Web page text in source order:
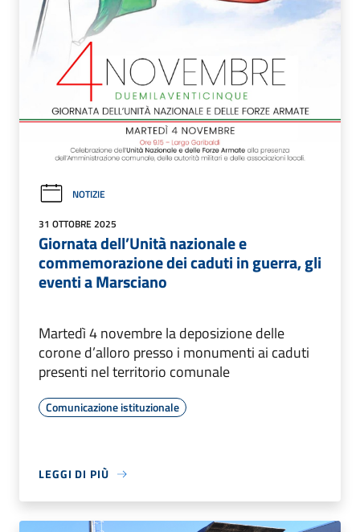
NOTIZIE
31 OTTOBRE 2025
Giornata dell’Unità nazionale e
commemorazione dei caduti in guerra, gli
eventi a Marsciano
Martedì 4 novembre la deposizione delle
corone d’alloro presso i monumenti ai caduti
presenti nel territorio comunale
Comunicazione istituzionale
LEGGI DI PIÙ